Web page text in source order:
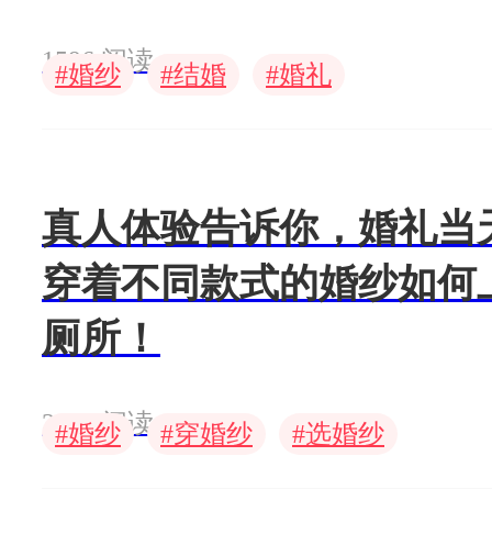
1596 阅读
#婚纱 #结婚 #婚礼
真人体验告诉你，婚礼当
穿着不同款式的婚纱如何
厕所！
3500 阅读
#婚纱 #穿婚纱 #选婚纱